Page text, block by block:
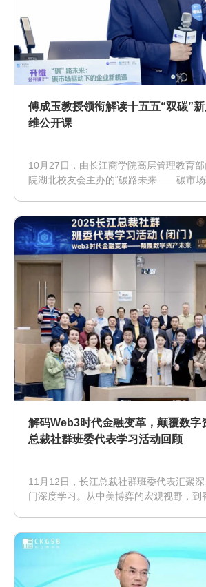
傅成玉教授领衔解读十五五“双碳”
维公开课
10月27日，由长江商学院高层管理教育
院湖北校友会主办的“碳路未来——碳市
解码Web3时代金融变革，颠覆数字
总裁社群班委代表学习活动回顾
11月12日，长江总裁社群班委代表汇聚
门深度学习。从中美博弈的宏观视野，到
络，为企业家群体解码数字资产未来，共